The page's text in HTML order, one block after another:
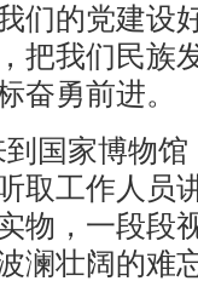
们的党建设
把我们民族
奋勇前进。
国家博物
取工作人员
物，一段段
澜壮阔的难